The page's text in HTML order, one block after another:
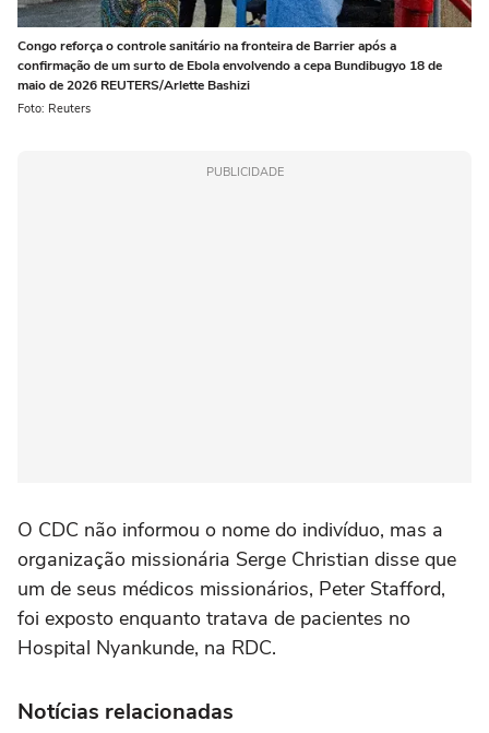
Congo reforça o controle sanitário na fronteira de Barrier após a
confirmação de um surto de Ebola envolvendo a cepa Bundibugyo 18 de
maio de 2026 REUTERS/Arlette Bashizi
Foto: Reuters
PUBLICIDADE
O CDC não informou o nome do indivíduo, mas a
organização missionária Serge Christian disse que
um de seus médicos missionários, Peter ⁠Stafford,
foi exposto enquanto tratava de pacientes no
Hospital Nyankunde, na RDC.
Notícias relacionadas